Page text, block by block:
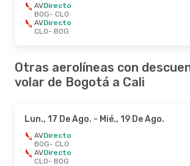
AVDirecto
BOG- CLO
AVDirecto
CLO- BOG
Otras aerolíneas con
volar de Bogotá a Cali
Lun., 17 De Ago. - Mié., 19 De Ago.
AVDirecto
BOG- CLO
AVDirecto
CLO- BOG